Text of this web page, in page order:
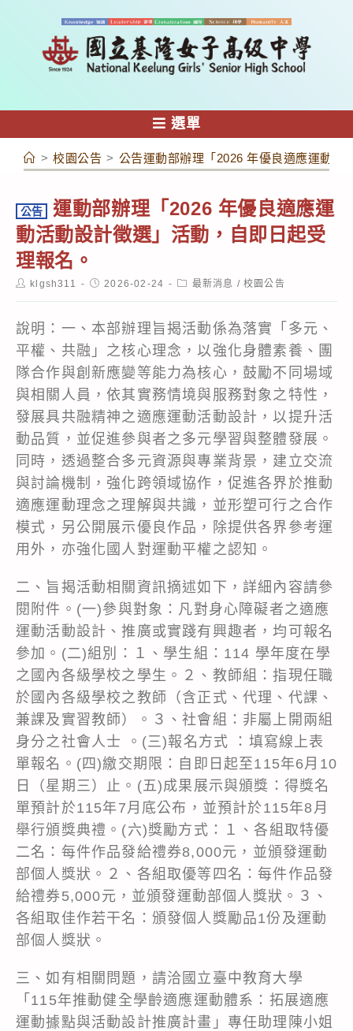
容
選單
> 校園公告 > 公告運動部辦理「2026 年優良適應運動活
公告
運動部辦理「2026 年優良適應運
動活動設計徵選」活動，自即日起受
理報名。
Postklgsh311
Post2026-02-24
Post最新消息 / 校園公告
說明：一、本部辦理旨揭活動係為落實「多元、
平權、共融」之核心理念，以強化身體素養、團
隊合作與創新應變等能力為核心，鼓勵不同場域
與相關人員，依其實務情境與服務對象之特性，
發展具共融精神之適應運動活動設計，以提升活
動品質，並促進參與者之多元學習與整體發展。
同時，透過整合多元資源與專業背景，建立交流
與討論機制，強化跨領域協作，促進各界於推動
適應運動理念之理解與共識，並形塑可行之合作
模式，另公開展示優良作品，除提供各界參考運
用外，亦強化國人對運動平權之認知。
二、旨揭活動相關資訊摘述如下，詳細內容請參
閱附件。(一)參與對象：凡對身心障礙者之適應
運動活動設計、推廣或實踐有興趣者，均可報名
參加。(二)組別：１、學生組：114 學年度在學
之國內各級學校之學生。２、教師組：指現任職
於國內各級學校之教師（含正式、代理、代課、
兼課及實習教師）。３、社會組：非屬上開兩組
身分之社會人士 。(三)報名方式 ：填寫線上表
單報名。(四)繳交期限：自即日起至115年6月10
日（星期三）止。(五)成果展示與頒獎：得獎名
單預計於115年7月底公布，並預計於115年8月
舉行頒獎典禮。(六)獎勵方式：１、各組取特優
二名：每件作品發給禮券8,000元，並頒發運動
部個人獎狀。２、各組取優等四名：每件作品發
給禮券5,000元，並頒發運動部個人獎狀。３、
各組取佳作若干名：頒發個人獎勵品1份及運動
部個人獎狀。
三、如有相關問題，請洽國立臺中教育大學
「115年推動健全學齡適應運動體系：拓展適應
運動據點與活動設計推廣計畫」專任助理陳小姐